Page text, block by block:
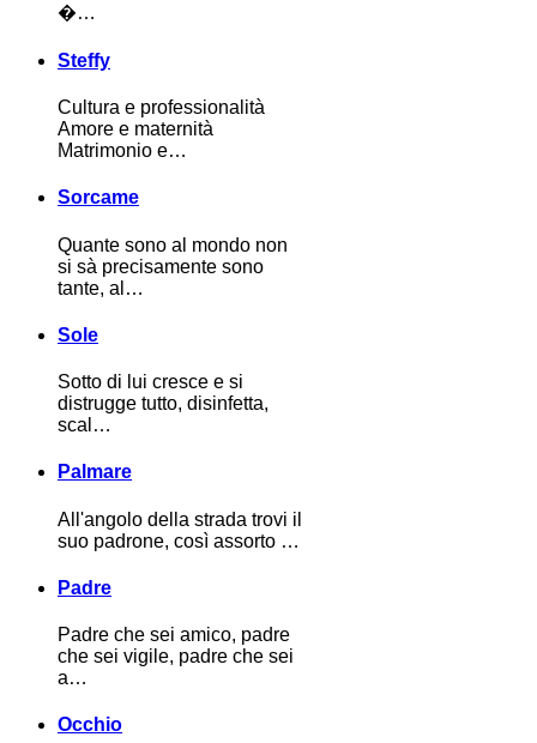
�…
Steffy
Cultura e professionalità
Amore e maternità
Matrimonio e…
Sorcame
Quante sono al mondo non
si sà precisamente sono
tante, al…
Sole
Sotto di lui cresce e si
distrugge tutto, disinfetta,
scal…
Palmare
All'angolo della strada trovi il
suo padrone, così assorto …
Padre
Padre che sei amico, padre
che sei vigile, padre che sei
a…
Occhio